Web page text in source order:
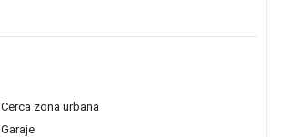
Cerca zona urbana
Garaje